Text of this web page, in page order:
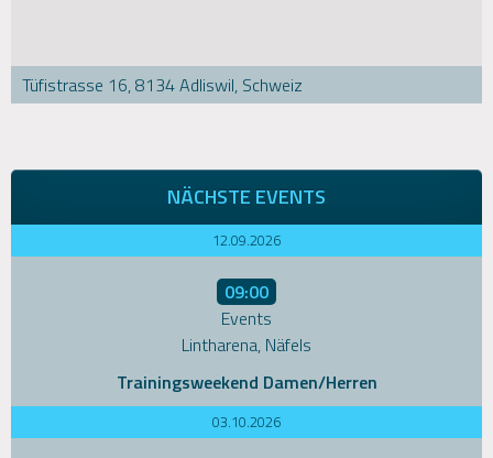
Tüfistrasse 16, 8134 Adliswil, Schweiz
NÄCHSTE EVENTS
12.09.2026
09:00
Events
Lintharena, Näfels
Trainingsweekend Damen/Herren
03.10.2026